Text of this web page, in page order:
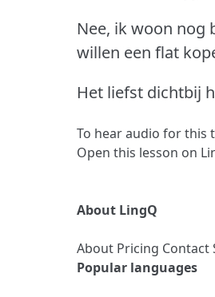
Nee, ik woon nog
willen een flat
Het liefst dichtbij
To hear audio for this
Open this lesson on
About LingQ
About Pricing Contact
Popular languages